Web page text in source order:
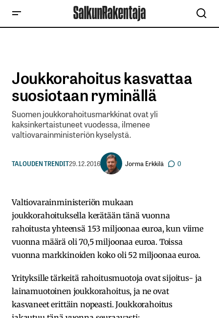
Joukkorahoitus kasvattaa
suosiotaan ryminällä
Suomen joukkorahoitusmarkkinat ovat yli
kaksinkertaistuneet vuodessa, ilmenee
valtiovarainministeriön kyselystä.
TALOUDEN TRENDIT29.12.2016 Jorma Erkkilä 0
Valtiovarainministeriön mukaan
joukkorahoituksella kerätään tänä vuonna
rahoitusta yhteensä 153 miljoonaa euroa, kun viime
vuonna määrä oli 70,5 miljoonaa euroa. Toissa
vuonna markkinoiden koko oli 52 miljoonaa euroa.
Yrityksille tärkeitä rahoitusmuotoja ovat sijoitus- ja
lainamuotoinen joukkorahoitus, ja ne ovat
kasvaneet erittäin nopeasti. Joukkorahoitus